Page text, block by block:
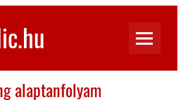
alaptanfolyam